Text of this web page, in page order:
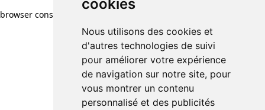
cookies
Nous utilisons des cookies et
d'autres technologies de suivi
pour améliorer votre expérience
de navigation sur notre site, pour
vous montrer un contenu
personnalisé et des publicités
browser console for more information)